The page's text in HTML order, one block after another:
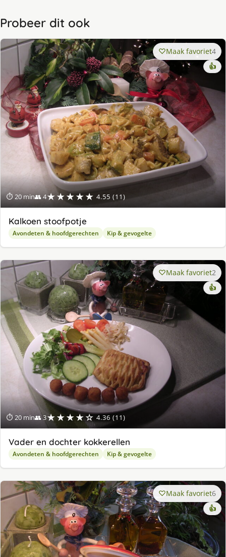
Probeer dit ook
⏱ 20 min👥 4★★★★★ 4.55 (11)
Maak favoriet4
👍
Kalkoen stoofpotje
Avondeten & hoofdgerechten Kip & gevogelte
⏱ 20 min👥 3★★★★☆ 4.36 (11)
Maak favoriet2
👍
Vader en dochter kokkerellen
Avondeten & hoofdgerechten Kip & gevogelte
Maak favoriet6
👍